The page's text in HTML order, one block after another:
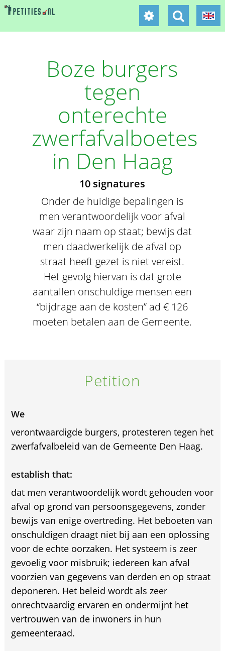
Boze burgers
tegen
onterechte
zwerfafvalboetes
in Den Haag
10 signatures
Onder de huidige bepalingen is
men verantwoordelijk voor afval
waar zijn naam op staat; bewijs dat
men daadwerkelijk de afval op
straat heeft gezet is niet vereist.
Het gevolg hiervan is dat grote
aantallen onschuldige mensen een
“bijdrage aan de kosten” ad € 126
moeten betalen aan de Gemeente.
Petition
We
verontwaardigde burgers, protesteren tegen het
zwerfafvalbeleid van de Gemeente Den Haag.
establish that:
dat men verantwoordelijk wordt gehouden voor
afval op grond van persoonsgegevens, zonder
bewijs van enige overtreding. Het beboeten van
onschuldigen draagt niet bij aan een oplossing
voor de echte oorzaken. Het systeem is zeer
gevoelig voor misbruik; iedereen kan afval
voorzien van gegevens van derden en op straat
deponeren. Het beleid wordt als zeer
onrechtvaardig ervaren en ondermijnt het
vertrouwen van de inwoners in hun
gemeenteraad.